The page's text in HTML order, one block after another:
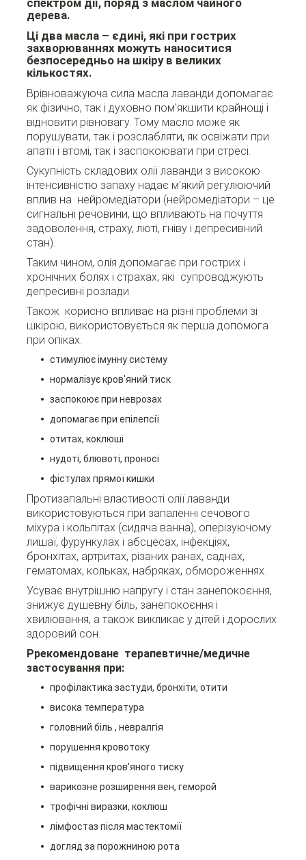
дерева.
Ці два масла – єдині, які при гострих
захворюваннях можуть наноситися
безпосередньо на шкіру в великих
кількостях.
Врівноважуюча сила масла лаванди допомагає
як фізично, так і духовно пом'якшити крайнощі і
відновити рівновагу. Тому масло може як
порушувати, так і розслабляти, як освіжати при
апатії і втомі, так і заспокоювати при стресі.
Сукупність складових олії лаванди з високою
інтенсивністю запаху надає м'який регулюючий
вплив на нейромедіатори (нейромедіатори – це
сигнальні речовини, що впливають на почуття
задоволення, страху, люті, гніву і депресивний
стан).
Таким чином, олія допомагає при гострих і
хронічних болях і страхах, які супроводжують
депресивні розлади.
Також корисно впливає на різні проблеми зі
шкірою, використовується як перша допомога
при опіках.
стимулює імунну систему
нормалізує кров'яний тиск
заспокоює при неврозах
допомагає при епілепсії
отитах, коклюші
нудоті, блювоті, проносі
фістулах прямої кишки
Протизапальні властивості олії лаванди
використовуються при запаленні сечового
міхура і кольпітах (сидяча ванна), оперізуючому
лишаї, фурункулах і абсцесах, інфекціях,
бронхітах, артритах, різаних ранах, саднах,
гематомах, кольках, набряках, обмороженнях.
Усуває внутрішню напругу і стан занепокоєння,
знижує душевну біль, занепокоєння і
хвилювання, а також викликає у дітей і дорослих
здоровий сон.
Ррекомендоване терапевтичне/медичне
застосування при:
профілактика застуди, бронхіти, отити
висока температура
головний біль , невралгія
порушення кровотоку
підвищення кров'яного тиску
варикозне розширення вен, геморой
трофічні виразки, коклюш
лімфостаз після мастектомії
догляд за порожниною рота